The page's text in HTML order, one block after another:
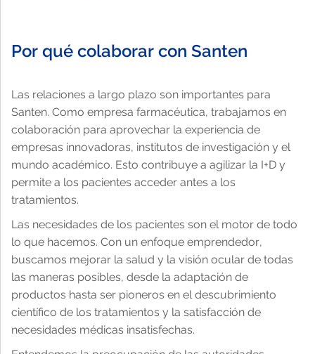
Responsabilidad social corporativa
Panorama general
Código de Conducta AEPD - Farmaindustria
Crecimiento profesional
relacionados con productos
Condiciones de uso
Panorama general
Protección de datos
Panorama general
Política de cookies
Configuración de cookies
Por qué colaborar con Santen
Las relaciones a largo plazo son importantes para
Santen. Como empresa farmacéutica, trabajamos en
colaboración para aprovechar la experiencia de
empresas innovadoras, institutos de investigación y el
mundo académico. Esto contribuye a agilizar la I+D y
permite a los pacientes acceder antes a los
tratamientos.
Las necesidades de los pacientes son el motor de todo
lo que hacemos. Con un enfoque emprendedor,
buscamos mejorar la salud y la visión ocular de todas
las maneras posibles, desde la adaptación de
productos hasta ser pioneros en el descubrimiento
científico de los tratamientos y la satisfacción de
necesidades médicas insatisfechas.